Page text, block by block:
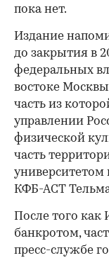
пока нет.
Издание
до закрытия в
федеральных
востоке
часть из
управлении
физической
часть
университетом
КФБ-АСТ
После того
банкротом,
пресс-службе